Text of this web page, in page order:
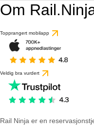
Om
Topprangert mobilapp
Veldig bra vurdert
Rail Ninja er en